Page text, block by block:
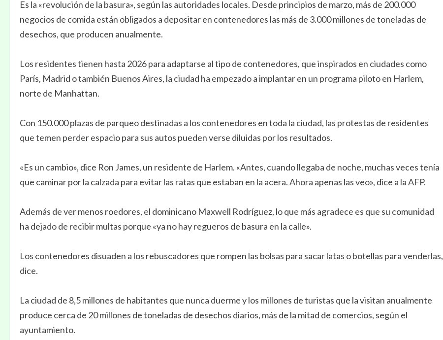
Es la «revolución de la basura», según las autoridades locales. Desde principios de marzo, más de 200.000
negocios de comida están obligados a depositar en contenedores las más de 3.000 millones de toneladas de
desechos, que producen anualmente.
Los residentes tienen hasta 2026 para adaptarse al tipo de contenedores, que inspirados en ciudades como
París, Madrid o también Buenos Aires, la ciudad ha empezado a implantar en un programa piloto en Harlem,
norte de Manhattan.
Con 150.000 plazas de parqueo destinadas a los contenedores en toda la ciudad, las protestas de residentes
que temen perder espacio para sus autos pueden verse diluidas por los resultados.
«Es un cambio», dice Ron James, un residente de Harlem. «Antes, cuando llegaba de noche, muchas veces tenía
que caminar por la calzada para evitar las ratas que estaban en la acera. Ahora apenas las veo», dice a la AFP.
Además de ver menos roedores, el dominicano Maxwell Rodríguez, lo que más agradece es que su comunidad
ha dejado de recibir multas porque «ya no hay regueros de basura en la calle».
Los contenedores disuaden a los rebuscadores que rompen las bolsas para sacar latas o botellas para venderlas,
dice.
La ciudad de 8,5 millones de habitantes que nunca duerme y los millones de turistas que la visitan anualmente
produce cerca de 20 millones de toneladas de desechos diarios, más de la mitad de comercios, según el
ayuntamiento.